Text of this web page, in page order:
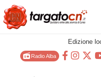
Edizione
Radio Alba